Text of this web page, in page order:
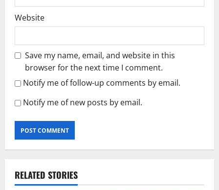
Website
Save my name, email, and website in this
browser for the next time I comment.
Notify me of follow-up comments by email.
Notify me of new posts by email.
RELATED STORIES